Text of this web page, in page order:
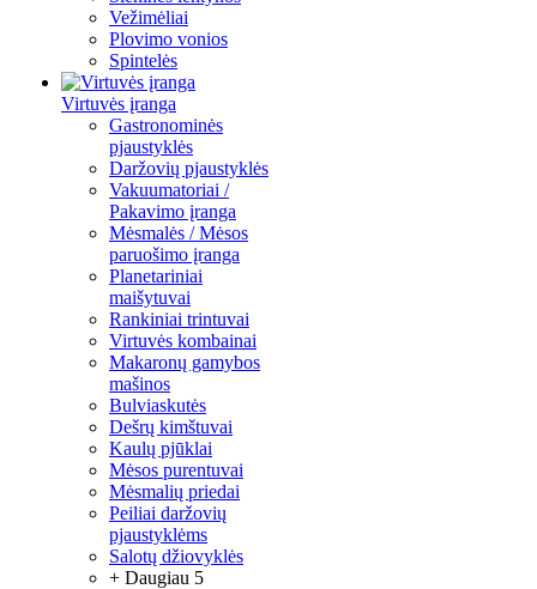
Vežimėliai
Plovimo vonios
Spintelės
Virtuvės įranga
Gastronominės
pjaustyklės
Daržovių pjaustyklės
Vakuumatoriai /
Pakavimo įranga
Mėsmalės / Mėsos
paruošimo įranga
Planetariniai
maišytuvai
Rankiniai trintuvai
Virtuvės kombainai
Makaronų gamybos
mašinos
Bulviaskutės
Dešrų kimštuvai
Kaulų pjūklai
Mėsos purentuvai
Mėsmalių priedai
Peiliai daržovių
pjaustyklėms
Salotų džiovyklės
+ Daugiau 5